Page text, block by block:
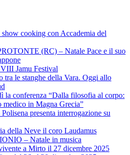
cooking con Accademia del
(RC) – Natale Pace e il suo
Jamu Festival
le stanghe della Vara. Oggi allo
la conferenza “Dalla filosofia al corpo:
medico in Magna Grecia”
presenta interrogazione su
della Neve il coro Laudamus
– Natale in musica
a Mirto il 27 dicembre 2025